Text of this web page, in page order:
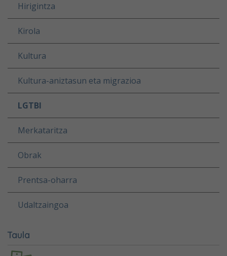
Hirigintza
Kirola
Kultura
Kultura-aniztasun eta migrazioa
LGTBI
Merkataritza
Obrak
Prentsa-oharra
Udaltzaingoa
Taula